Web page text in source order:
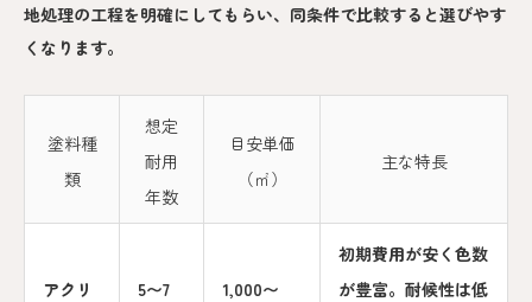
地処理の工程を明確にしてもらい、同条件で比較すると選びやす
くなります。
塗料種
類
想定
耐用
年数
目安単価
（㎡）
主な特長
アクリ
5〜7
1,000〜
初期費用が安く色数
が豊富。耐候性は低